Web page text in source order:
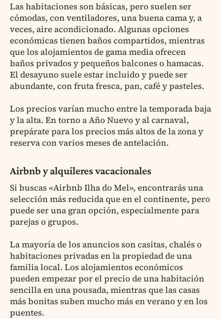
Las habitaciones son básicas, pero suelen ser
cómodas, con ventiladores, una buena cama y, a
veces, aire acondicionado. Algunas opciones
económicas tienen baños compartidos, mientras
que los alojamientos de gama media ofrecen
baños privados y pequeños balcones o hamacas.
El desayuno suele estar incluido y puede ser
abundante, con fruta fresca, pan, café y pasteles.
Los precios varían mucho entre la temporada baja
y la alta. En torno a Año Nuevo y al carnaval,
prepárate para los precios más altos de la zona y
reserva con varios meses de antelación.
Airbnb y alquileres vacacionales
Si buscas «Airbnb Ilha do Mel», encontrarás una
selección más reducida que en el continente, pero
puede ser una gran opción, especialmente para
parejas o grupos.
La mayoría de los anuncios son casitas, chalés o
habitaciones privadas en la propiedad de una
familia local. Los alojamientos económicos
pueden empezar por el precio de una habitación
sencilla en una pousada, mientras que las casas
más bonitas suben mucho más en verano y en los
puentes.